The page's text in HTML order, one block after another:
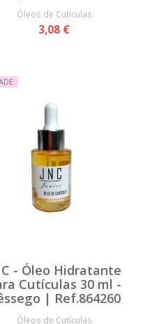
Óleos de Cutículas
3,08 €
- Óleo Hidratante
Cutículas 30 ml -
| Ref.864260
Óleos de Cutículas